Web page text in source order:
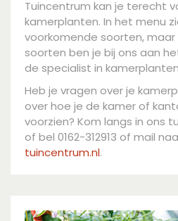
Tuincentrum kan je terecht
kamerplanten. In het menu
voorkomende soorten,
soorten ben je bij ons aan
de specialist in
Heb je vragen over je
over hoe je de kamer of
voorzien? Kom langs in ons
of bel 0162-312913 of mail
tuincentrum.nl.